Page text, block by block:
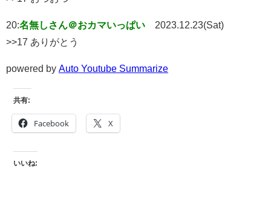
20:名無しさん＠おカマいっぱい
2023.12.23(Sat)
>>17 ありがとう
powered by Auto Youtube Summarize
共有:
Facebook X
いいね: